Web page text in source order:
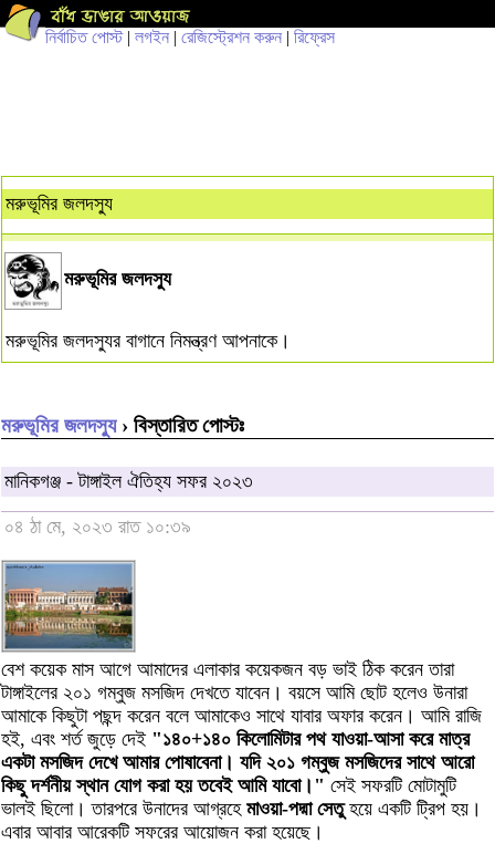
নির্বাচিত পোস্ট| লগইন | রেজিস্ট্রেশন করুন | রিফ্রেস
মরুভূমির জলদস্যু
মরুভূমির জলদস্যু
মরুভূমির জলদস্যুর বাগানে নিমন্ত্রণ আপনাকে।
মরুভূমির জলদস্যু› বিস্তারিত পোস্টঃ
মানিকগঞ্জ - টাঙ্গাইল ঐতিহ্য সফর ২০২৩
০৪ ঠা মে, ২০২৩ রাত ১০:৩৯
বেশ কয়েক মাস আগে আমাদের এলাকার কয়েকজন বড় ভাই ঠিক করেন তারা
টাঙ্গাইলের ২০১ গম্বুজ মসজিদ দেখতে যাবেন। বয়সে আমি ছোট হলেও উনারা
আমাকে কিছুটা পছন্দ করেন বলে আমাকেও সাথে যাবার অফার করেন। আমি রাজি
হই, এবং শর্ত জুড়ে দেই "১৪০+১৪০ কিলোমিটার পথ যাওয়া-আসা করে মাত্র
একটা মসজিদ দেখে আমার পোষাবেনা। যদি ২০১ গম্বুজ মসজিদের সাথে আরো
কিছু দর্শনীয় স্থান যোগ করা হয় তবেই আমি যাবো।" সেই সফরটি মোটামুটি
ভালই ছিলো। তারপরে উনাদের আগ্রহে মাওয়া-পদ্মা সেতুহয়ে একটি ট্রিপ হয়।
এবার আবার আরেকটি সফরের আয়োজন করা হয়েছে।